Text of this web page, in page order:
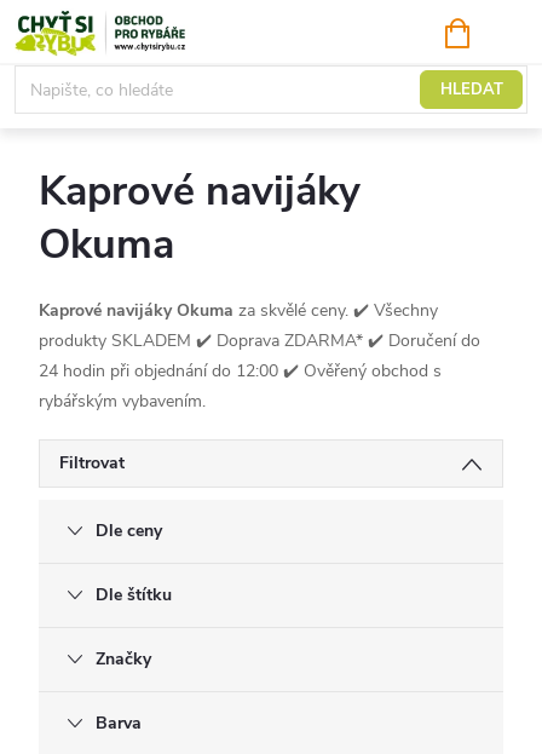
Přejít
na
obsah
HLEDAT
KOŠÍK
Kaprové navijáky
Kaprové navijáky
Okuma
Kaprové navijáky Okuma za skvělé ceny. ✔️ Všechny
produkty SKLADEM ✔️ Doprava ZDARMA* ✔️ Doručení do
24 hodin při objednání do 12:00 ✔️ Ověřený obchod s
rybářským vybavením.
Filtrovat
Dle ceny
Dle štítku
Značky
Barva